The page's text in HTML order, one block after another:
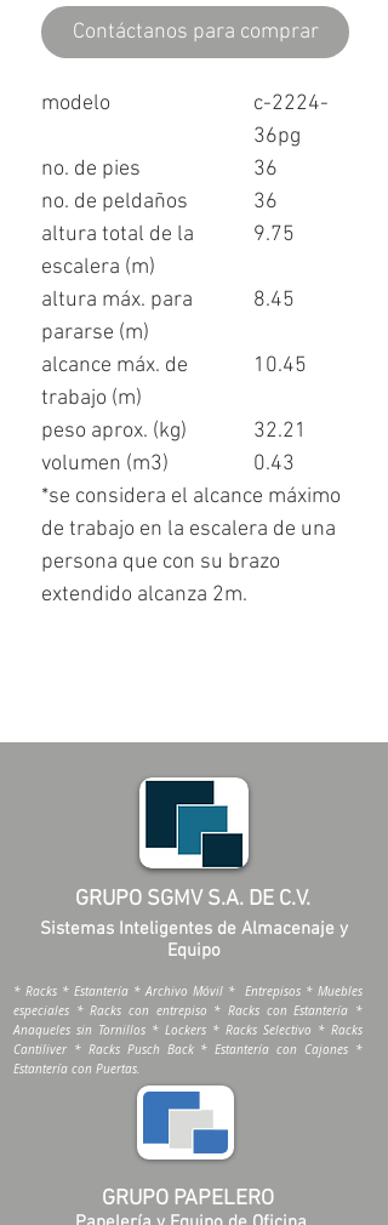
Contáctanos para comprar
modelo
c-2224-
36pg
no. de pies
36
no. de peldaños
36
altura total de la
escalera (m)
9.75
altura máx. para
pararse (m)
8.45
alcance máx. de
trabajo (m)
10.45
peso aprox. (kg)
32.21
volumen (m3)
0.43
*se considera el alcance máximo
de trabajo en la escalera de una
persona que con su brazo
extendido alcanza 2m.
GRUPO SGMV S.A. DE C.V.
Sistemas Inteligentes de Almacenaje y
Equipo
* Racks * Estantería * Archivo Móvil * Entrepisos * Muebles
especiales * Racks con entrepiso * Racks con Estantería *
Anaqueles sin Tornillos * Lockers * Racks Selectivo * Racks
Cantiliver * Racks Pusch Back * Estantería con Cajones *
Estantería con Puertas.
GRUPO PAPELERO